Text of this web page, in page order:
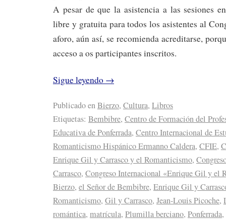
A pesar de que la asistencia a las sesiones
libre y gratuita para todos los asistentes al
aforo, aún así, se recomienda acreditarse,
acceso a os participantes inscritos.
Sigue leyendo →
Publicado enBierzo, Cultura, Libros
Etiquetas: Bembibre, Centro de Formación del
Educativa de Ponferrada, Centro Internacional de
Romanticismo Hispánico Ermanno Caldera, CFIE,
Enrique Gil y Carrasco y el Romanticismo,
Carrasco, Congreso Internacional «Enrique Gil y el
Bierzo, el Señor de Bembibre, Enrique Gil y
Romanticismo, Gil y Carrasco, Jean-Louis Picoche,
romántica, matrícula, Plumilla berciano, Ponferrada,